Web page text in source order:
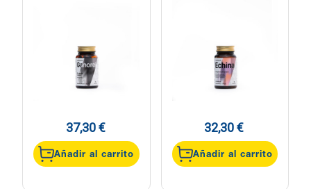
37,30 €
Añadir al carrito
32,30 €
Añadir al carrito